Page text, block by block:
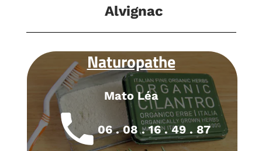
Alvignac
Naturopathe
Mato Léa
local_phone06 . 08 . 16 . 49 . 87